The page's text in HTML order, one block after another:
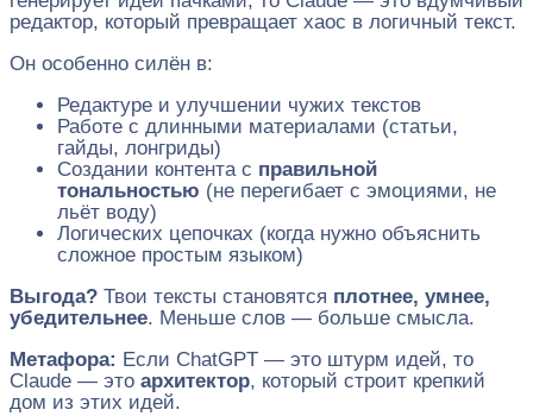
редактор, который превращает хаос в логичный текст.
Он особенно силён в:
Редактуре и улучшении чужих текстов
Работе с длинными материалами (статьи,
гайды, лонгриды)
Создании контента с правильной
тональностью (не перегибает с эмоциями, не
льёт воду)
Логических цепочках (когда нужно объяснить
сложное простым языком)
Выгода? Твои тексты становятся плотнее, умнее,
убедительнее. Меньше слов — больше смысла.
Метафора: Если ChatGPT — это штурм идей, то
Claude — это архитектор, который строит крепкий
дом из этих идей.